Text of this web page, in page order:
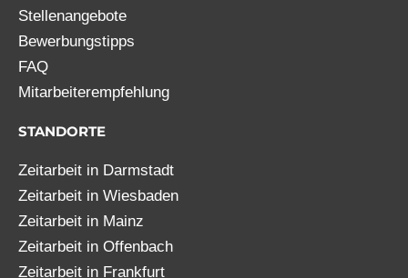
Stellenangebote
Bewerbungstipps
FAQ
Mitarbeiterempfehlung
STANDORTE
Zeitarbeit in Darmstadt
Zeitarbeit in Wiesbaden
Zeitarbeit in Mainz
Zeitarbeit in Offenbach
Zeitarbeit in Frankfurt